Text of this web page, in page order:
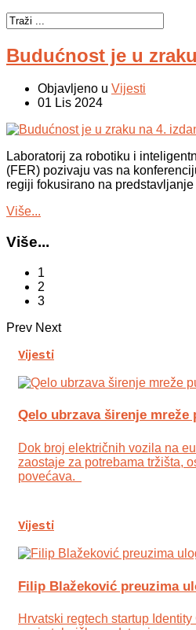
Budućnost je u
Objavljeno u Vijesti
01 Lis 2024
Laboratorij za robotiku i
(FER) pozivaju vas na
regiji fokusirano na
Više...
Više...
1
2
3
Prev Next
Vijesti
Qelo ubrzava širenje
Dok broj električnih vozila na
zaostaje za potrebama tržišta,
povećava.
Vijesti
Filip Blažeković preuzima
Hrvatski regtech startup